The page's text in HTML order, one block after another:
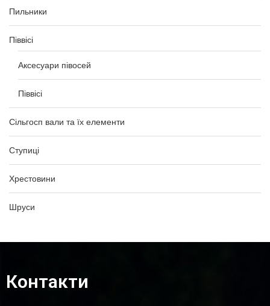
Пильники
Піввісі
Аксесуари півосей
Піввісі
Сільгосп вали та їх елементи
Ступиці
Хрестовини
Шруси
Контакти